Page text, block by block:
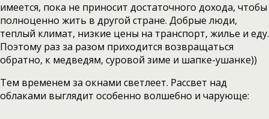
имеется, пока не приносит достаточного дохода, чтобы
полноценно жить в другой стране. Добрые люди,
теплый климат, низкие цены на транспорт, жилье и еду.
Поэтому раз за разом приходится возвращаться
обратно, к медведям, суровой зиме и шапке-ушанке))
Тем временем за окнами светлеет. Рассвет над
облаками выглядит особенно волшебно и чарующе: